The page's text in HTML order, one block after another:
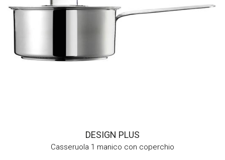
DESIGN PLUS
Casseruola 1 manico con coperchio